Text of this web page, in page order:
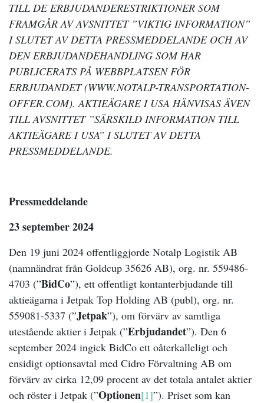
TILL DE ERBJUDANDERESTRIKTIONER SOM
FRAMGÅR AV AVSNITTET ”VIKTIG INFORMATION”
I SLUTET AV DETTA PRESSMEDDELANDE OCH AV
DEN ERBJUDANDEHANDLING SOM HAR
PUBLICERATS PÅ WEBBPLATSEN FÖR
ERBJUDANDET (WWW.NOTALP-TRANSPORTATION-
OFFER.COM). AKTIEÄGARE I USA HÄNVISAS ÄVEN
TILL AVSNITTET ”SÄRSKILD INFORMATION TILL
AKTIEÄGARE I USA” I SLUTET AV DETTA
PRESSMEDDELANDE.
Pressmeddelande
23 september 2024
Den 19 juni 2024 offentliggjorde Notalp Logistik AB
(namnändrat från Goldcup 35626 AB), org. nr. 559486-
4703 (”BidCo”), ett offentligt kontanterbjudande till
aktieägarna i Jetpak Top Holding AB (publ), org. nr.
559081-5337 (”Jetpak”), om förvärv av samtliga
utestående aktier i Jetpak (”Erbjudandet”). Den 6
september 2024 ingick BidCo ett oåterkalleligt och
ensidigt optionsavtal med Cidro Förvaltning AB om
förvärv av cirka 12,09 procent av det totala antalet aktier
och röster i Jetpak (”Optionen[1]”). Priset som kan